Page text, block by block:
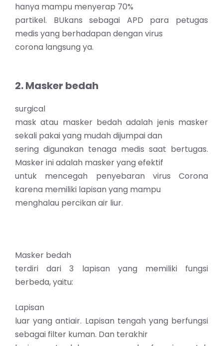
hanya mampu menyerap 70%
partikel. BUkans sebagai APD para petugas
medis yang berhadapan dengan virus
corona langsung ya.
2. Masker bedah
surgical
mask atau masker bedah adalah jenis masker
sekali pakai yang mudah dijumpai dan
sering digunakan tenaga medis saat bertugas.
Masker ini adalah masker yang efektif
untuk mencegah penyebaran virus Corona
karena memiliki lapisan yang mampu
menghalau percikan air liur.
Masker bedah
terdiri dari 3 lapisan yang memiliki fungsi
berbeda, yaitu:
Lapisan
luar yang antiair. Lapisan tengah yang berfungsi
sebagai filter kuman. Dan terakhir